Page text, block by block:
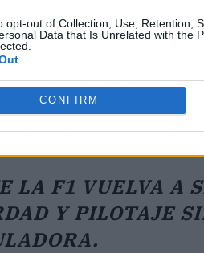
opt-out of Collection, Use, Retention,
Data that Is Unrelated with the
CONFIRM
rápido, que no es un estilo
como suena, y él no
de verdad: "Cambiaría
idealmente, a un V10 o un
y los aficionados más
LA F1 VUELVA A
Y PILOTAJE